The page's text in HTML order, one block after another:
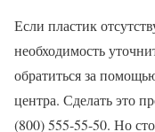
Если пластик
необходимость
обратиться за
центра. Сделать это
(800) 555-55-50. Но